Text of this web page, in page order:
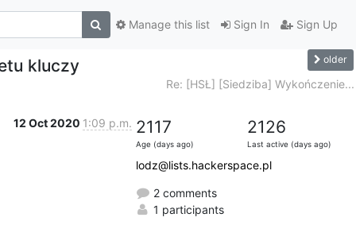
Sign In Sign Up
Manage this list
kluczy older
Re: [HSŁ] [Siedziba] Wykończenie...
12 Oct 2020 1:09 p.m. 2117
Age (days ago)
2126
Last active (days ago)
lodz@lists.hackerspace.pl
2 comments
1 participants